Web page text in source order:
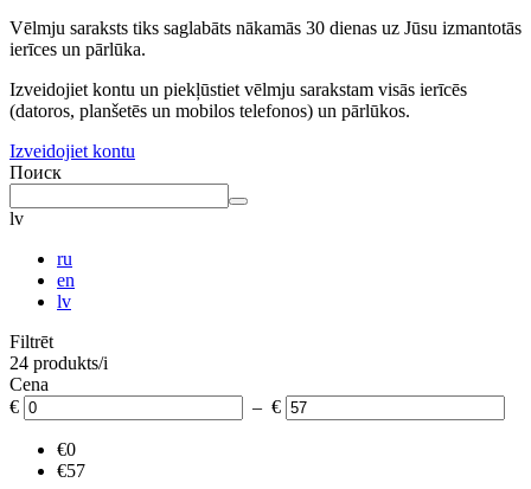
Vēlmju saraksts tiks saglabāts nākamās 30 dienas uz Jūsu izmantotās
ierīces un pārlūka.
Izveidojiet kontu un piekļūstiet vēlmju sarakstam visās ierīcēs
(datoros, planšetēs un mobilos telefonos) un pārlūkos.
Izveidojiet kontu
Поиск
lv
ru
en
lv
Filtrēt
24 produkts/i
Cena
€
– €
€0
€57